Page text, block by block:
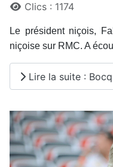
Clics : 1174
Le président niçois,
niçoise sur RMC. A
Lire la suite :